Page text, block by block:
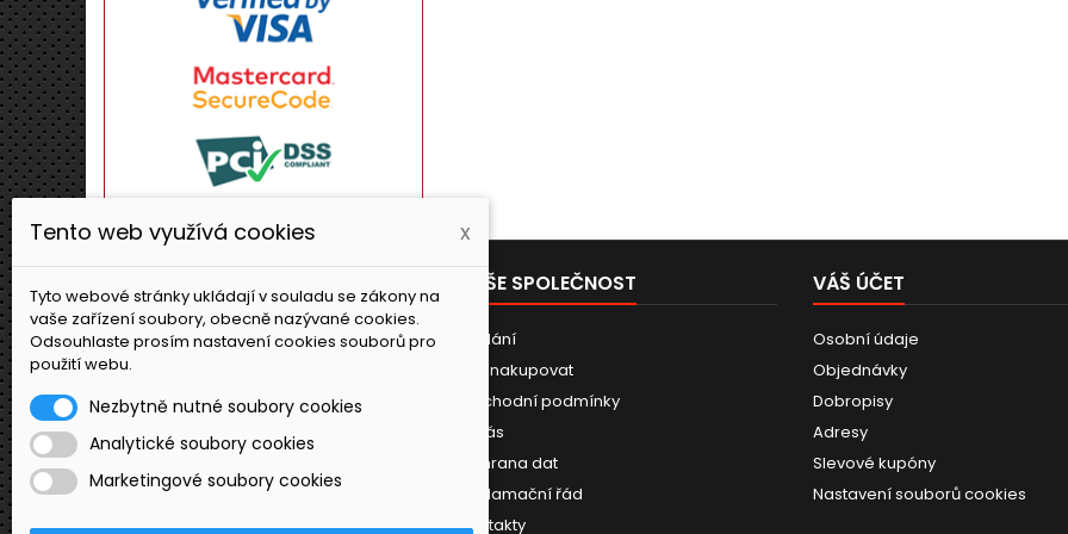
PRODUKTY
Novinky
NAŠE SPOLEČNOST
Dodání
Jak nakupovat
Obchodní podmínky
O nás
Ochrana dat
Reklamační řád
Kontakty
VÁŠ ÚČET
Osobní údaje
Objednávky
Dobropisy
Adresy
Slevové kupóny
Nastavení souborů cookies
Tento web využívá cookies x
Tyto webové stránky ukládají v souladu se zákony na
vaše zařízení soubory, obecně nazývané cookies.
Odsouhlaste prosím nastavení cookies souborů pro
použití webu.
Nezbytně nutné soubory cookies
Analytické soubory cookies
Marketingové soubory cookies